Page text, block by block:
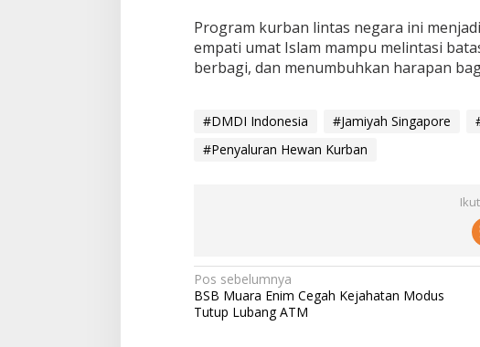
o
n
e
Program kurban lintas negara ini
empati umat Islam mampu melintasi
berbagi, dan menumbuhkan harapan
#DMDI Indonesia #Jamiyah Singapore
#Penyaluran Hewan Kurban
N
a
Pos sebelumnya
BSB Muara Enim Cegah Kejahatan Modus
Tutup Lubang ATM